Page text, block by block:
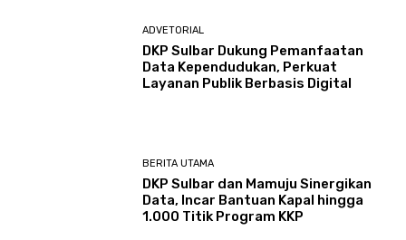
ADVETORIAL
DKP Sulbar Dukung Pemanfaatan
Data Kependudukan, Perkuat
Layanan Publik Berbasis Digital
BERITA UTAMA
DKP Sulbar dan Mamuju Sinergikan
Data, Incar Bantuan Kapal hingga
1.000 Titik Program KKP